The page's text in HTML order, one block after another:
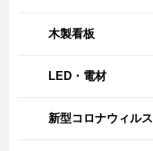
木製看板
LED・電材
新型コロナウィル